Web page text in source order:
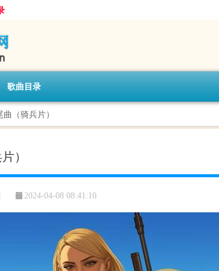
歌曲目录
（骑兵片）
）
2024-04-08 08:41:10